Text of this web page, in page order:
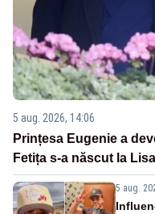
5 aug. 2026, 14:06
Prințesa Eugenie a
Fetița s-a născut la
5 aug.